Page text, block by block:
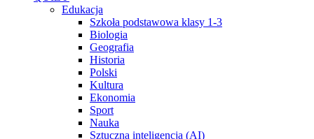
Edukacja
Szkoła podstawowa klasy 1-3
Biologia
Geografia
Historia
Polski
Kultura
Ekonomia
Sport
Nauka
Sztuczna inteligencja (AI)